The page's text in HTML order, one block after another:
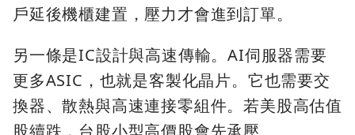
戶延後機櫃建置，壓力才會進到訂單。
另一條是IC設計與高速傳輸。AI伺服器需要
更多ASIC，也就是客製化晶片。它也需要交
換器、散熱與高速連接零組件。若美股高估值
股續跌，台股小型高價股會先承壓。